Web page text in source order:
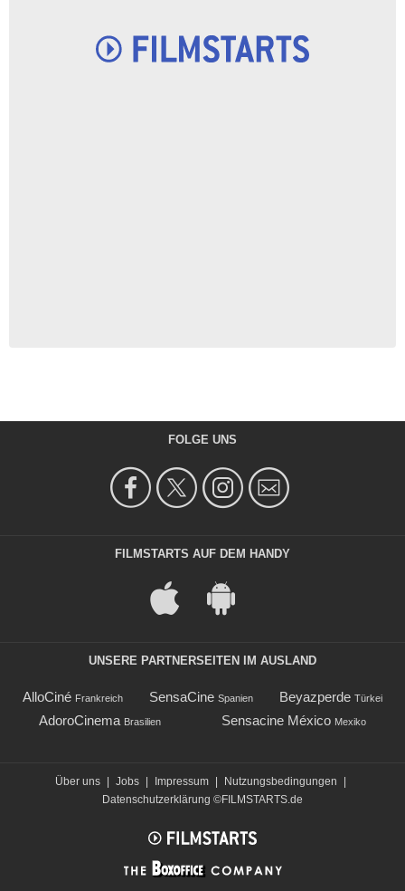
FOLGE UNS
FILMSTARTS AUF DEM HANDY
UNSERE PARTNERSEITEN IM AUSLAND
AlloCiné Frankreich SensaCine Spanien Beyazperde Türkei
AdoroCinema Brasilien Sensacine México Mexiko
Über uns | Jobs | Impressum | Nutzungsbedingungen
|
Datenschutzerklärung ©FILMSTARTS.de